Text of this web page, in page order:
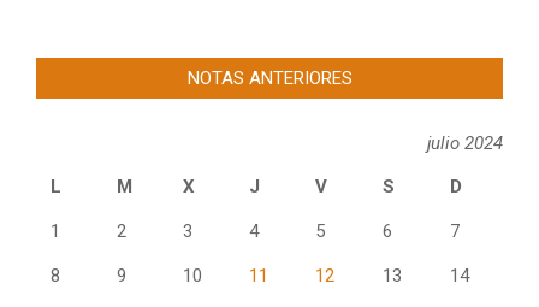
NOTAS ANTERIORES
julio 2024
L
M X J V S D
1 2 3 4 5 6 7
8 9 10 11 12 13 14